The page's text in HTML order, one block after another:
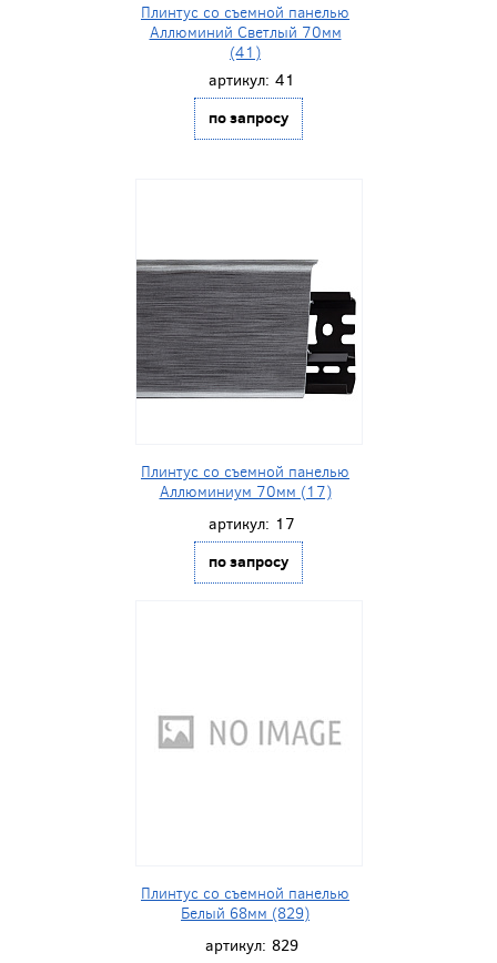
Плинтус со съемной панелью
Аллюминий Светлый 70мм
(41)
артикул: 41
по запросу
Плинтус со съемной панелью
Аллюминиум 70мм (17)
артикул: 17
по запросу
Плинтус со съемной панелью
Белый 68мм (829)
артикул: 829